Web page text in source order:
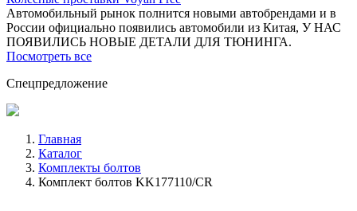
Автомобильный рынок полнится новыми автобрендами и в
России официально появились автомобили из Китая, У НАС
ПОЯВИЛИСЬ НОВЫЕ ДЕТАЛИ ДЛЯ ТЮНИНГА.
Посмотреть все
Спецпредложение
Главная
Каталог
Комплекты болтов
Комплект болтов KK177110/CR